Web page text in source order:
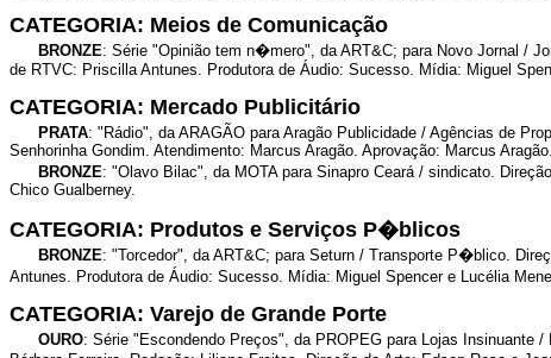
CATEGORIA: Meios de Comunicação
BRONZE: Série "Opinião tem n�mero", da ART&C; para Novo Jornal /
de RTVC: Priscilla Antunes. Produtora de Áudio: Sucesso. Mídia: Miguel
CATEGORIA: Mercado Publicitário
PRATA: "Rádio", da ARAGÃO para Aragão Publicidade / Agências de
Senhorinha Gondim. Atendimento: Marcus Aragão. Aprovação: Marcus Aragão.
BRONZE: "Olavo Bilac", da MOTA para Sinapro Ceará / sindicato.
Chico Gualberney.
CATEGORIA: Produtos e Serviços P�blicos
BRONZE: "Torcedor", da ART&C; para Seturn / Transporte P�blico.
Antunes. Produtora de Áudio: Sucesso. Mídia: Miguel Spencer e Lucélia
CATEGORIA: Varejo de Grande Porte
OURO: Série "Escondendo Preços", da PROPEG para Lojas Insinuante